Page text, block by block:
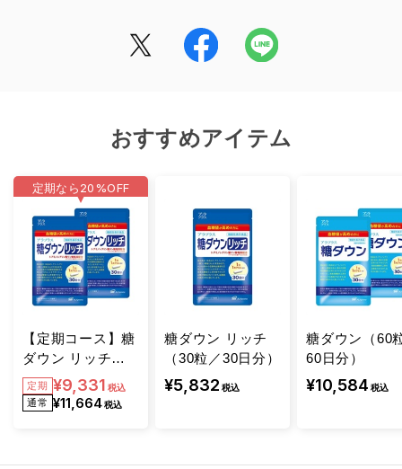
ン酸リン酸塩含有）/HPMC、クエン酸第一鉄ナトリウ
1カプセル（320mg）当たり
0.002g / 炭水化物：0.26g / 食塩相当量：0.01g
機能性関与成分
1カプセル（320mg）当たり
5-アミノレブリン酸リン酸塩：25mg
おすすめアイテム
定期なら20%OFF
【定期コース】糖
ダウン リッチ
（60粒／60日分）
¥9,331 税込
¥11,664税込
糖ダウン リッチ
（30粒／30日分）
¥5,832 税込
糖ダウン（60
60日分）
¥10,584 税込